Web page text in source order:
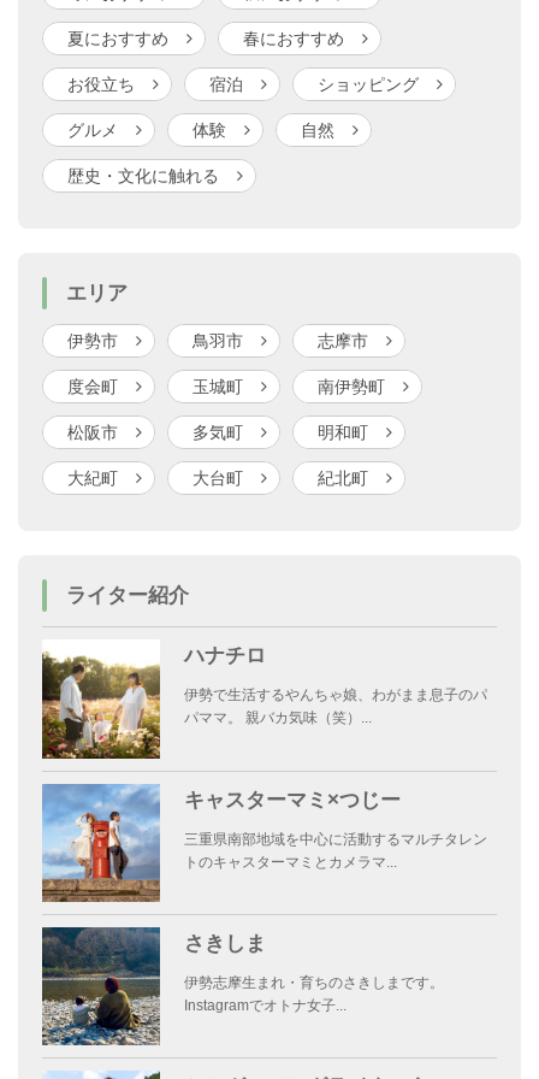
夏におすすめ 春におすすめ
お役立ち 宿泊 ショッピング
グルメ 体験 自然
歴史・文化に触れる
エリア
伊勢市 鳥羽市 志摩市
度会町 玉城町 南伊勢町
松阪市 多気町 明和町
大紀町 大台町 紀北町
ライター紹介
ハナチロ
伊勢で生活するやんちゃ娘、わがまま息子のパ
パママ。 親バカ気味（笑）...
キャスターマミ×つじー
三重県南部地域を中心に活動するマルチタレン
トのキャスターマミとカメラマ...
さきしま
伊勢志摩生まれ・育ちのさきしまです。
Instagramでオトナ女子...